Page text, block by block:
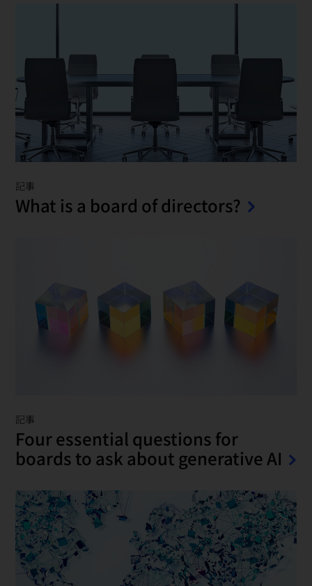
記事
What is a board of directors?
記事
Four essential questions for
boards to ask about generative AI